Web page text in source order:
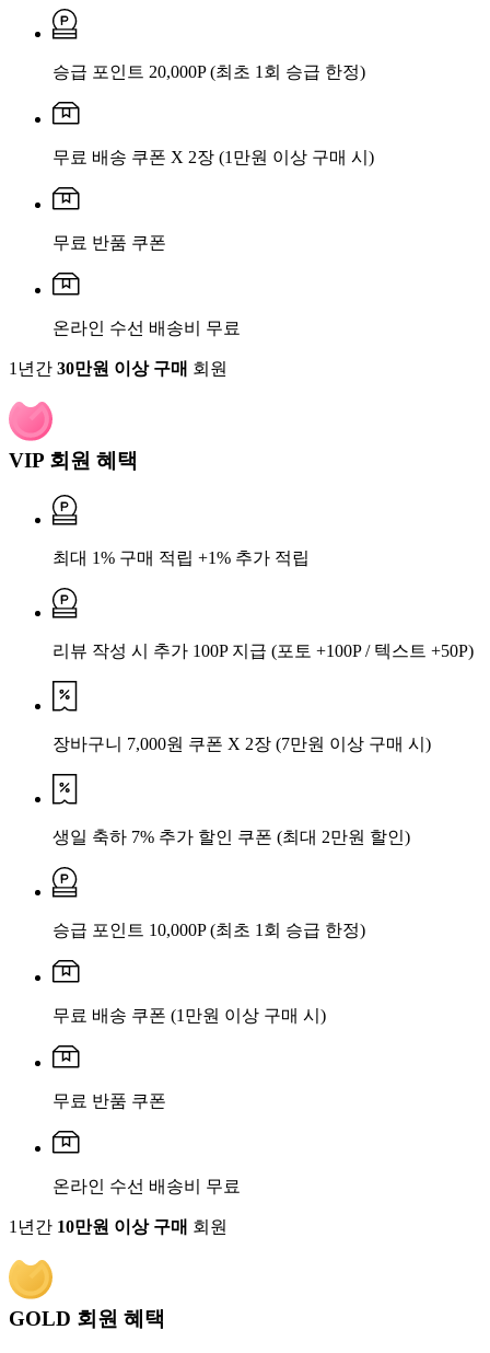
승급 포인트 20,000P (최초 1회 승급 한정)
무료 배송 쿠폰 X 2장 (1만원 이상 구매 시)
무료 반품 쿠폰
온라인 수선 배송비 무료
1년간 30만원 이상 구매 회원
VIP 회원 혜택
최대 1% 구매 적립 +1% 추가 적립
리뷰 작성 시 추가 100P 지급 (포토 +100P / 텍스트 +50P)
장바구니 7,000원 쿠폰 X 2장 (7만원 이상 구매 시)
생일 축하 7% 추가 할인 쿠폰 (최대 2만원 할인)
승급 포인트 10,000P (최초 1회 승급 한정)
무료 배송 쿠폰 (1만원 이상 구매 시)
무료 반품 쿠폰
온라인 수선 배송비 무료
1년간 10만원 이상 구매 회원
GOLD 회원 혜택